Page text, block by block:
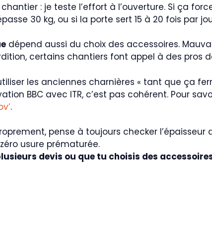
: je teste l’effort à l’ouverture. Si ça
30 kg, ou si la porte sert 15 à 20 fois par
dépend aussi du choix des accessoires.
certains chantiers font appel à des pros
les anciennes charnières « tant que ça
BBC avec ITR, c’est pas cohérent. Pour
.
pense à toujours checker
usure prématurée.
devis ou que tu choisis des